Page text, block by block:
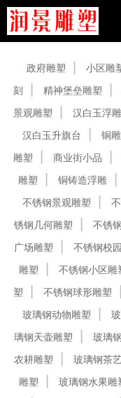
政府雕塑 小区雕
刻
精神堡垒雕塑
景观雕塑
汉白玉浮
汉白玉升旗台
铜
雕塑
商业街小品
雕塑
铜铸造浮雕
不锈钢景观雕塑
锈钢几何雕塑
不锈
广场雕塑
不锈钢校
雕塑
不锈钢小区雕
塑
不锈钢球形雕塑
玻璃钢动物雕塑
璃钢天壶雕塑
玻璃
农耕雕塑
玻璃钢茶
雕塑
玻璃钢水果雕